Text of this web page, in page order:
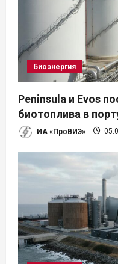
Биоэнергия
Peninsula и Evos
биотоплива в
ИА «ПроВИЭ»